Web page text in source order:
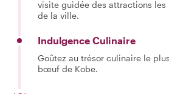
visite guidée des attractions
de la ville.
Indulgence Culinaire
Goûtez au trésor culinaire le
bœuf de Kobe.